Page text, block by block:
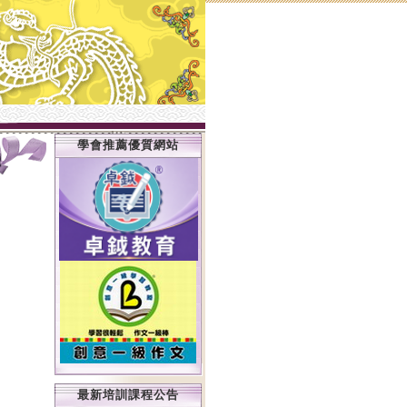
學會推薦優質網站
最新培訓課程公告